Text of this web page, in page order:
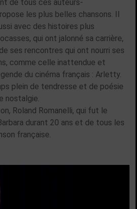
de tous ces auteurs-
les plus belles chansons. Il
avec des histoires plus
qui ont jalonné sa carrière,
ses rencontres qui ont nourri ses
comme celle inattendue et
du cinéma français : Arletty.
plein de tendresse et de poésie
nostalgie.
Roland Romanelli, qui fut le
durant 20 ans et de tous les
française.